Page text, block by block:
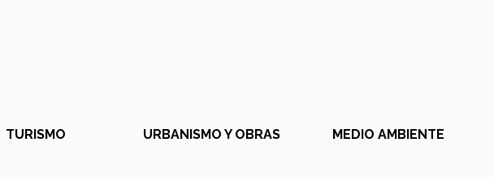
TURISMO URBANISMO Y OBRAS MEDIO AMBIENTE